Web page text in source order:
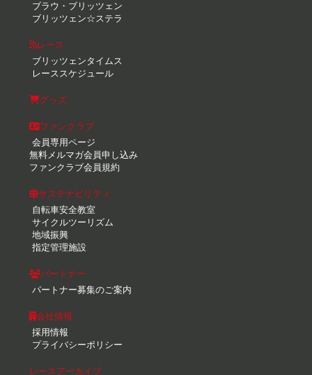
ブラウ・ブリッツェン
ブリッツェン☆ステラ
レース
ブリッツェンタイムス
レーススケジュール
グッズ
ファンクラブ
会員専用ページ
無料メルマガ会員申し込み
ファンクラブ会員規約
サステナビリティ
自転車安全教室
サイクルツーリズム
地域振興
指定管理施設
パートナー
パートナー募集のご案内
会社情報
採用情報
プライバシーポリシー
レースアーカイブ